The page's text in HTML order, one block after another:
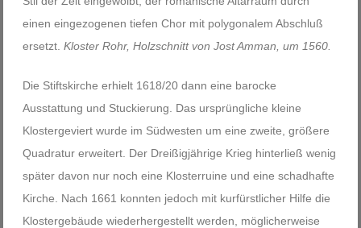
einen eingezogenen tiefen Chor mit polygonalem Abschluß
ersetzt. Kloster Rohr, Holzschnitt von Jost Amman, um 1560.
Die Stiftskirche erhielt 1618/20 dann eine barocke
Ausstattung und Stuckierung. Das ursprüngliche kleine
Klostergeviert wurde im Südwesten um eine zweite, größere
Quadratur erweitert. Der Dreißigjährige Krieg hinterließ wenig
später davon nur noch eine Klosterruine und eine schadhafte
Kirche. Nach 1661 konnten jedoch mit kurfürstlicher Hilfe die
Klostergebäude wiederhergestellt werden, möglicherweise